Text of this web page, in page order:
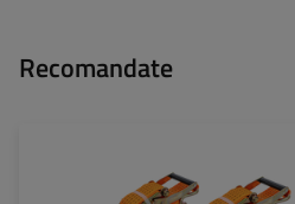
Recomandate
50 mm